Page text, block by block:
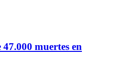
muertes en